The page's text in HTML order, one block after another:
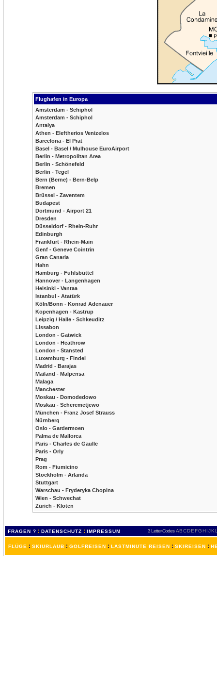
Flughafen in Europa
Amsterdam - Schiphol
Amsterdam - Schiphol
Antalya
Athen - Eleftherios Venizelos
Barcelona - El Prat
Basel - Basel / Mulhouse EuroAirport
Berlin - Metropolitan Area
Berlin - Schönefeld
Berlin - Tegel
Bern (Berne) - Bern-Belp
Bremen
Brüssel - Zaventem
Budapest
Dortmund - Airport 21
Dresden
Düsseldorf - Rhein-Ruhr
Edinburgh
Frankfurt - Rhein-Main
Genf - Geneve Cointrin
Gran Canaria
Hahn
Hamburg - Fuhlsbüttel
Hannover - Langenhagen
Helsinki - Vantaa
Istanbul - Atatürk
Köln/Bonn - Konrad Adenauer
Kopenhagen - Kastrup
Leipzig / Halle - Schkeuditz
Lissabon
London - Gatwick
London - Heathrow
London - Stansted
Luxemburg - Findel
Madrid - Barajas
Mailand - Malpensa
Malaga
Manchester
Moskau - Domodedowo
Moskau - Scheremetjewo
München - Franz Josef Strauss
Nürnberg
Oslo - Gardermoen
Palma de Mallorca
Paris - Charles de Gaulle
Paris - Orly
Prag
Rom - Fiumicino
Stockholm - Arlanda
Stuttgart
Warschau - Fryderyka Chopina
Wien - Schwechat
Zürich - Kloten
FRAGEN ? : DATENSCHUTZ : IMPRESSUM 3 Letter-Codes ABCDEFGH IJKL
FLÜGE : SKIURLAUB : GOLFREISEN : LASTMINUTE REISEN : SKIREISEN :